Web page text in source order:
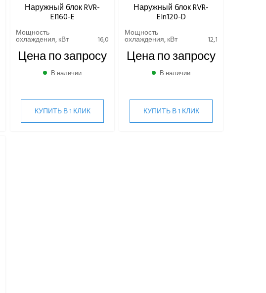
Наружный блок RVR-
EI160-E
Мощность
охлаждения, кВт 16,0
Цена по запросу
В наличии
КУПИТЬ В 1 КЛИК
Наружный блок RVR-
EIn120-D
Мощность
охлаждения, кВт 12,1
Цена по запросу
В наличии
КУПИТЬ В 1 КЛИК